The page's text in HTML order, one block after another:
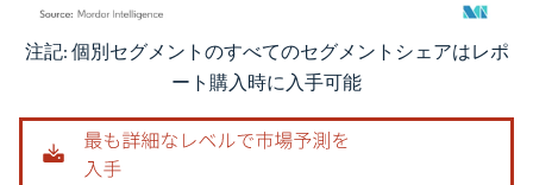
画像 © Mordor Intelligence。再利用にはCC BY 4.0の表示が必要です。
注記: 個別セグメントのすべてのセグメントシェアはレポ
ート購入時に入手可能